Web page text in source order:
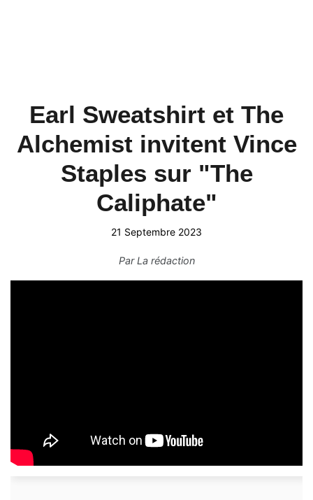
Earl Sweatshirt et The
Alchemist invitent Vince
Staples sur "The
Caliphate"
21 Septembre 2023
ParLa rédaction